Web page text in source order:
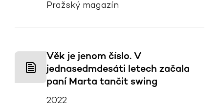
Pražský magazín
Věk je jenom číslo. V
jednasedmdesáti letech začala
paní Marta tančit swing
2022